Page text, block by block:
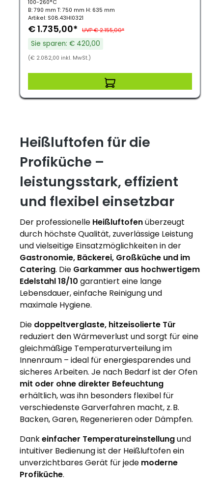
100-260°C
B: 790 mm T: 750 mm H: 635 mm
Artikel: S08.43HI0321
€ 1.735,00* UVP € 2.155,00*
Sie sparen: € 420,00
(€ 2.082,00 inkl. MwSt.)
Heißluftofen für die
Profiküche –
leistungsstark, effizient
und flexibel einsetzbar
Der professionelle Heißluftofenüberzeugt
durch höchste Qualität, zuverlässige Leistung
und vielseitige Einsatzmöglichkeiten in der
Gastronomie, Bäckerei, Großküche und im
Catering. Die Garkammer aus hochwertigem
Edelstahl 18/10 garantiert eine lange
Lebensdauer, einfache Reinigung und
maximale Hygiene.
Die doppeltverglaste, hitzeisolierte Tür
reduziert den Wärmeverlust und sorgt für eine
gleichmäßige Temperaturverteilung im
Innenraum – ideal für energiesparendes und
sicheres Arbeiten. Je nach Bedarf ist der Ofen
mit oder ohne direkter Befeuchtung
erhältlich, was ihn besonders flexibel für
verschiedenste Garverfahren macht, z. B.
Backen, Garen, Regenerieren oder Dämpfen.
Dankeinfacher Temperatureinstellungund
intuitiver Bedienung ist der Heißluftofen ein
unverzichtbares Gerät für jede moderne
Profiküche.